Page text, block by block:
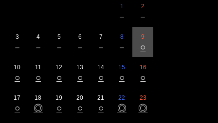
1
－
2
－
3
－
4
－
5
－
6
－
7
－
8
－
9
○
10
○
11
○
12
○
13
○
14
○
15
○
16
○
17
○
18
◎
19
○
20
○
21
○
22
◎
23
◎